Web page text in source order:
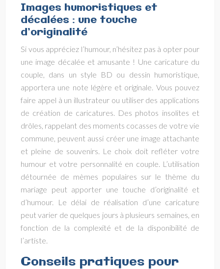
Images humoristiques et
décalées : une touche
d’originalité
Si vous appréciez l’humour, n’hésitez pas à opter pour
une image décalée et amusante ! Une caricature du
couple, dans un style BD ou dessin humoristique,
apportera une note légère et originale. Vous pouvez
faire appel à un illustrateur ou utiliser des applications
de création de caricatures. Des photos insolites et
drôles, rappelant des moments cocasses de votre vie
commune, peuvent aussi créer une image attachante
et pleine de souvenirs. Le choix doit refléter votre
humour et votre personnalité en couple. L’utilisation
détournée de mèmes populaires sur le thème du
mariage peut apporter une touche d’originalité et
d’humour. Le délai de réalisation d’une caricature
peut varier de quelques jours à plusieurs semaines, en
fonction de la complexité et de la disponibilité de
l’artiste.
Conseils pratiques pour